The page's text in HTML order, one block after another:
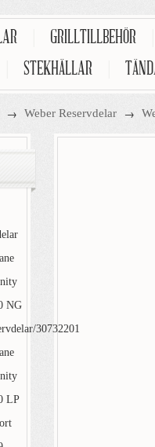
GRILLTILLBEHÖR
STEKHÄLLAR
→ Weber Reservdelar →
NG
30732201
LP